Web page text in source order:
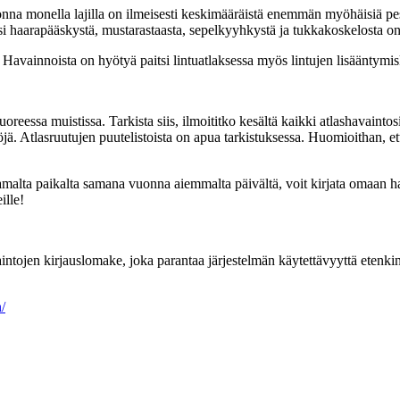
monella lajilla on ilmeisesti keskimääräistä enemmän myöhäisiä
mustarastaasta, sepelkyyhkystä ja tukkakoskelosta
on hyötyä paitsi lintuatlaksessa myös lintujen
muistissa. Tarkista siis, ilmoititko kesältä kaikki
Atlasruutujen puutelistoista on apua tarkistuksessa. Huomioithan,
paikalta samana vuonna aiemmalta päivältä, voit kirjata omaan
kirjauslomake, joka parantaa järjestelmän käytettävyyttä